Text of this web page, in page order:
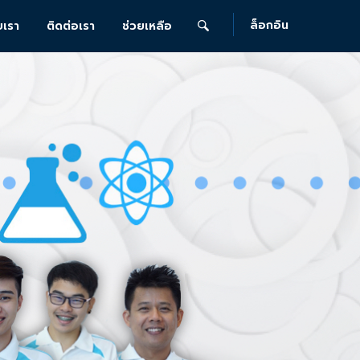
รา ติดต่อเรา ช่วยเหลือ ล็อกอิน